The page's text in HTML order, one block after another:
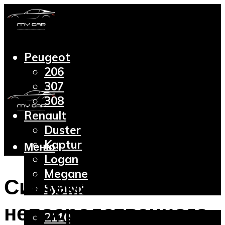
Peugeot
206
307
308
Renault
Duster
Kaptur
Logan
Megane
Symbol
2110
Меню
Система
непосредственного